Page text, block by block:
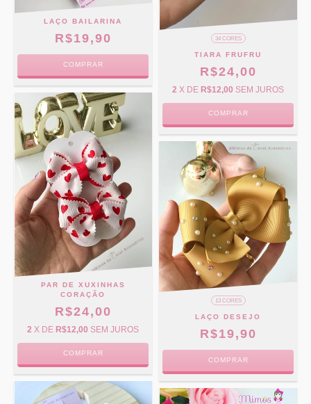
LAÇO BAILARINA
R$19,90
COMPRAR
34 CORES
TIARA FRUFRU
R$24,00
2 X DE R$12,00 SEM JUROS
COMPRAR
PAR DE XUXINHAS
CORAÇÃO
R$24,00
2 X DE R$12,00 SEM JUROS
COMPRAR
13 CORES
LAÇO DESEJO
R$19,90
COMPRAR